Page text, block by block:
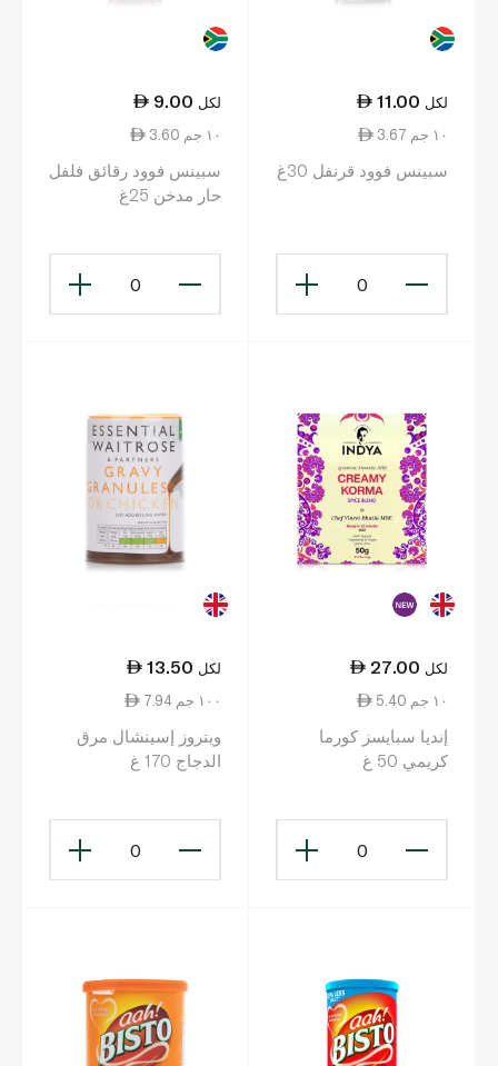
11.00 لكل
3.67 ١٠ جم
سبينس فوود قرنفل 30غ
0
9.00 لكل
3.60 ١٠ جم
سبينس فوود رقائق فلفل
حار مدخن 25غ
0
27.00 لكل
5.40 ١٠ جم
إنديا سبايسز كورما
كريمي 50 غ
0
13.50 لكل
7.94 ١٠٠ جم
ويتروز إسينشال مرق
الدجاج 170 غ
0